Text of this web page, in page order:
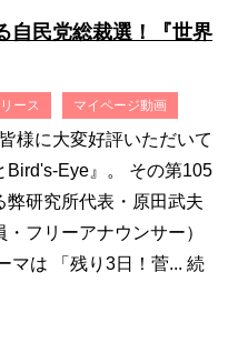
自民党総裁選！『世界
ース マイページ動画
様に大変好評いただいて
Bird's-Eye』。 その第105
弊研究所代表・原田武夫
フリーアナウンサー）
マは 「残り3日！菅... 続